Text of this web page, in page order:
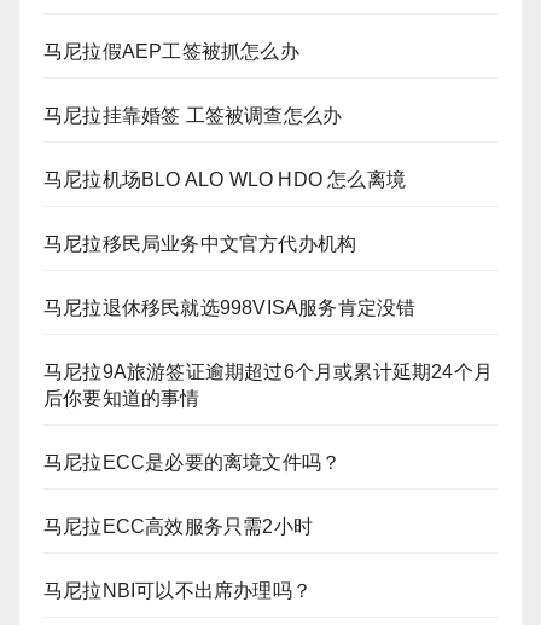
马尼拉假AEP工签被抓怎么办
马尼拉挂靠婚签 工签被调查怎么办
马尼拉机场BLO ALO WLO HDO 怎么离境
马尼拉移民局业务中文官方代办机构
马尼拉退休移民就选998VISA服务肯定没错
马尼拉9A旅游签证逾期超过6个月或累计延期24个月
后你要知道的事情
马尼拉ECC是必要的离境文件吗？
马尼拉ECC高效服务只需2小时
马尼拉NBI可以不出席办理吗？